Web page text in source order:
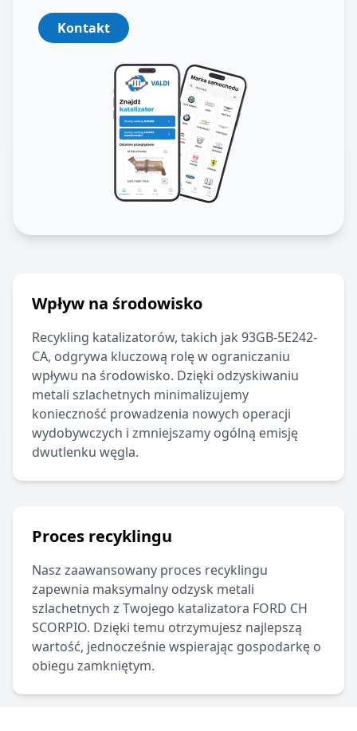
Kontakt
Wpływ na środowisko
Recykling katalizatorów, takich jak 93GB-5E242-
CA, odgrywa kluczową rolę w ograniczaniu
wpływu na środowisko. Dzięki odzyskiwaniu
metali szlachetnych minimalizujemy
konieczność prowadzenia nowych operacji
wydobywczych i zmniejszamy ogólną emisję
dwutlenku węgla.
Proces recyklingu
Nasz zaawansowany proces recyklingu
zapewnia maksymalny odzysk metali
szlachetnych z Twojego katalizatora FORD CH
SCORPIO. Dzięki temu otrzymujesz najlepszą
wartość, jednocześnie wspierając gospodarkę o
obiegu zamkniętym.